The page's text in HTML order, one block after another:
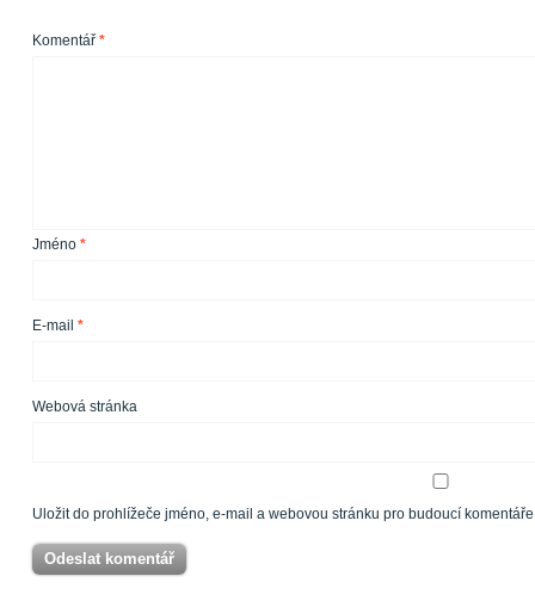
Komentář *
Jméno *
E-mail *
Webová stránka
Uložit do prohlížeče jméno, e-mail a webovou stránku pro budoucí